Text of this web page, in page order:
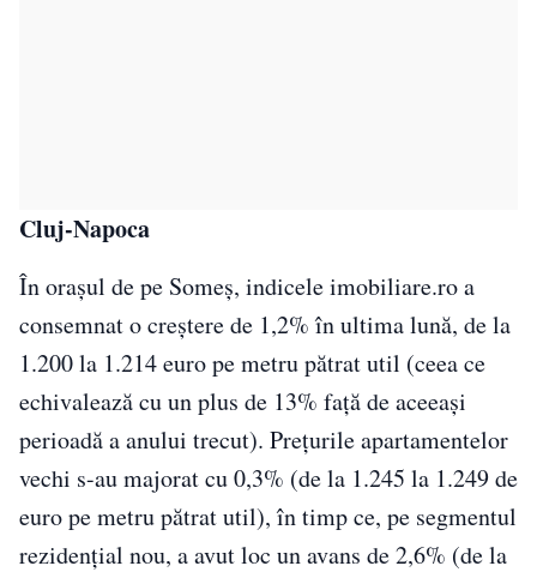
Cluj-Napoca
În orașul de pe Someș, indicele imobiliare.ro a
consemnat o creștere de 1,2% în ultima lună, de la
1.200 la 1.214 euro pe metru pătrat util (ceea ce
echivalează cu un plus de 13% față de aceeași
perioadă a anului trecut). Prețurile apartamentelor
vechi s-au majorat cu 0,3% (de la 1.245 la 1.249 de
euro pe metru pătrat util), în timp ce, pe segmentul
rezidențial nou, a avut loc un avans de 2,6% (de la